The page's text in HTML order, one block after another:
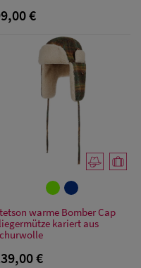
€
warme Bomber Cap
kariert aus
€